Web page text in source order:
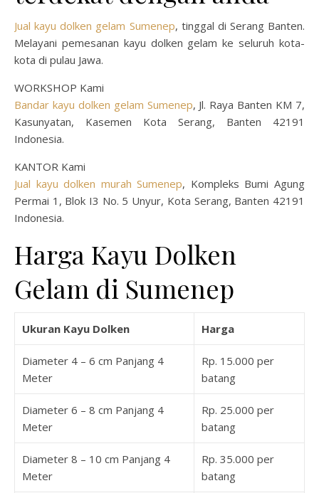
Jual kayu dolken gelam Sumenep, tinggal di Serang Banten.
Melayani pemesanan kayu dolken gelam ke seluruh kota-
kota di pulau Jawa.
WORKSHOP Kami
Bandar kayu dolken gelam Sumenep, Jl. Raya Banten KM 7,
Kasunyatan, Kasemen Kota Serang, Banten 42191
Indonesia.
KANTOR Kami
Jual kayu dolken murah Sumenep, Kompleks Bumi Agung
Permai 1, Blok I3 No. 5 Unyur, Kota Serang, Banten 42191
Indonesia.
Harga Kayu Dolken
Gelam di Sumenep
Ukuran Kayu Dolken Harga
Diameter 4 – 6 cm Panjang 4
Meter
Rp. 15.000 per
batang
Diameter 6 – 8 cm Panjang 4
Meter
Rp. 25.000 per
batang
Diameter 8 – 10 cm Panjang 4
Meter
Rp. 35.000 per
batang